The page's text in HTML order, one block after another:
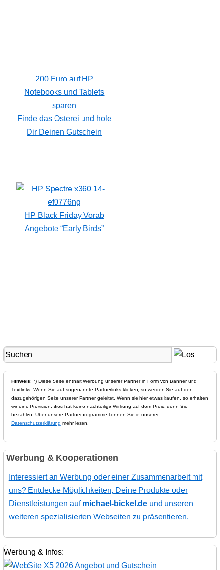
200 Euro auf HP
Notebooks und Tablets
sparen
Finde das Osterei und hole
Dir Deinen Gutschein
HP Black Friday Vorab
Angebote “Early Birds”
Hinweis: *) Diese Seite enthält Werbung unserer Partner in Form von Banner und
Textlinks. Wenn Sie auf sogenannte Partnerlinks klicken, so werden Sie auf der
dazugehörigen Seite unserer Partner geleitet. Wenn sie hier etwas kaufen, so erhalten
wir eine Provision, dies hat keine nachteilige Wirkung auf dem Preis, denn Sie
bezahlen. Über unsere Partnerprogramme können Sie in unserer
Datenschutzerklärung mehr lesen.
Werbung & Kooperationen
Interessiert an Werbung oder einer Zusammenarbeit mit
uns? Entdecke Möglichkeiten, Deine Produkte oder
Dienstleistungen auf michael-bickel.deund unseren
weiteren spezialisierten Webseiten zu präsentieren.
Werbung & Infos: